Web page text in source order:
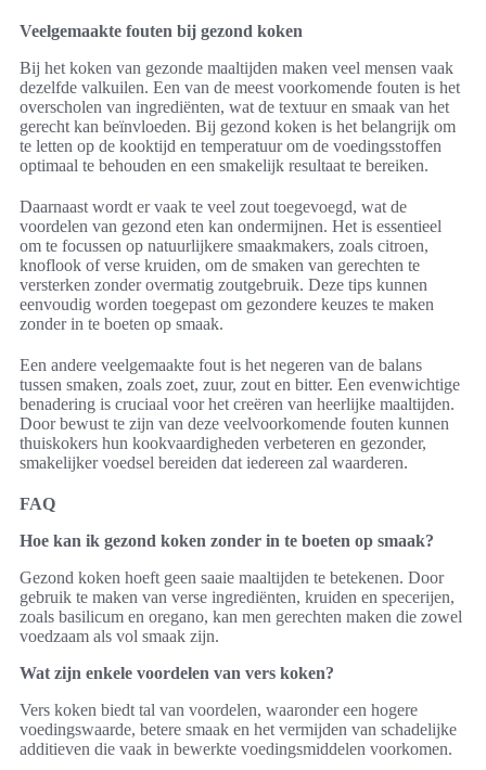
Veelgemaakte fouten bij gezond koken
Bij het koken van gezonde maaltijden maken veel mensen vaak
dezelfde valkuilen. Een van de meest voorkomende fouten is het
overscholen van ingrediënten, wat de textuur en smaak van het
gerecht kan beïnvloeden. Bij gezond koken is het belangrijk om
te letten op de kooktijd en temperatuur om de voedingsstoffen
optimaal te behouden en een smakelijk resultaat te bereiken.
Daarnaast wordt er vaak te veel zout toegevoegd, wat de
voordelen van gezond eten kan ondermijnen. Het is essentieel
om te focussen op natuurlijkere smaakmakers, zoals citroen,
knoflook of verse kruiden, om de smaken van gerechten te
versterken zonder overmatig zoutgebruik. Deze tips kunnen
eenvoudig worden toegepast om gezondere keuzes te maken
zonder in te boeten op smaak.
Een andere veelgemaakte fout is het negeren van de balans
tussen smaken, zoals zoet, zuur, zout en bitter. Een evenwichtige
benadering is cruciaal voor het creëren van heerlijke maaltijden.
Door bewust te zijn van deze veelvoorkomende fouten kunnen
thuiskokers hun kookvaardigheden verbeteren en gezonder,
smakelijker voedsel bereiden dat iedereen zal waarderen.
FAQ
Hoe kan ik gezond koken zonder in te boeten op smaak?
Gezond koken hoeft geen saaie maaltijden te betekenen. Door
gebruik te maken van verse ingrediënten, kruiden en specerijen,
zoals basilicum en oregano, kan men gerechten maken die zowel
voedzaam als vol smaak zijn.
Wat zijn enkele voordelen van vers koken?
Vers koken biedt tal van voordelen, waaronder een hogere
voedingswaarde, betere smaak en het vermijden van schadelijke
additieven die vaak in bewerkte voedingsmiddelen voorkomen.